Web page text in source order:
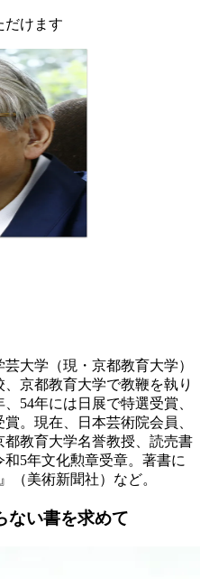
だけます
大学（現・京都教育大学）
京都教育大学で教鞭を執り
54年には日展で特選受賞、
。現在、日本芸術院会員、
教育大学名誉教授、読売書
5年文化勲章受章。著書に
梅帖』（美術新聞社）など。
ない書を求めて